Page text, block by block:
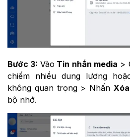
Bước 3: Vào Tin nhắn media >
chiếm nhiều dung lượng
không quan trọng > Nhấn
bộ nhớ.